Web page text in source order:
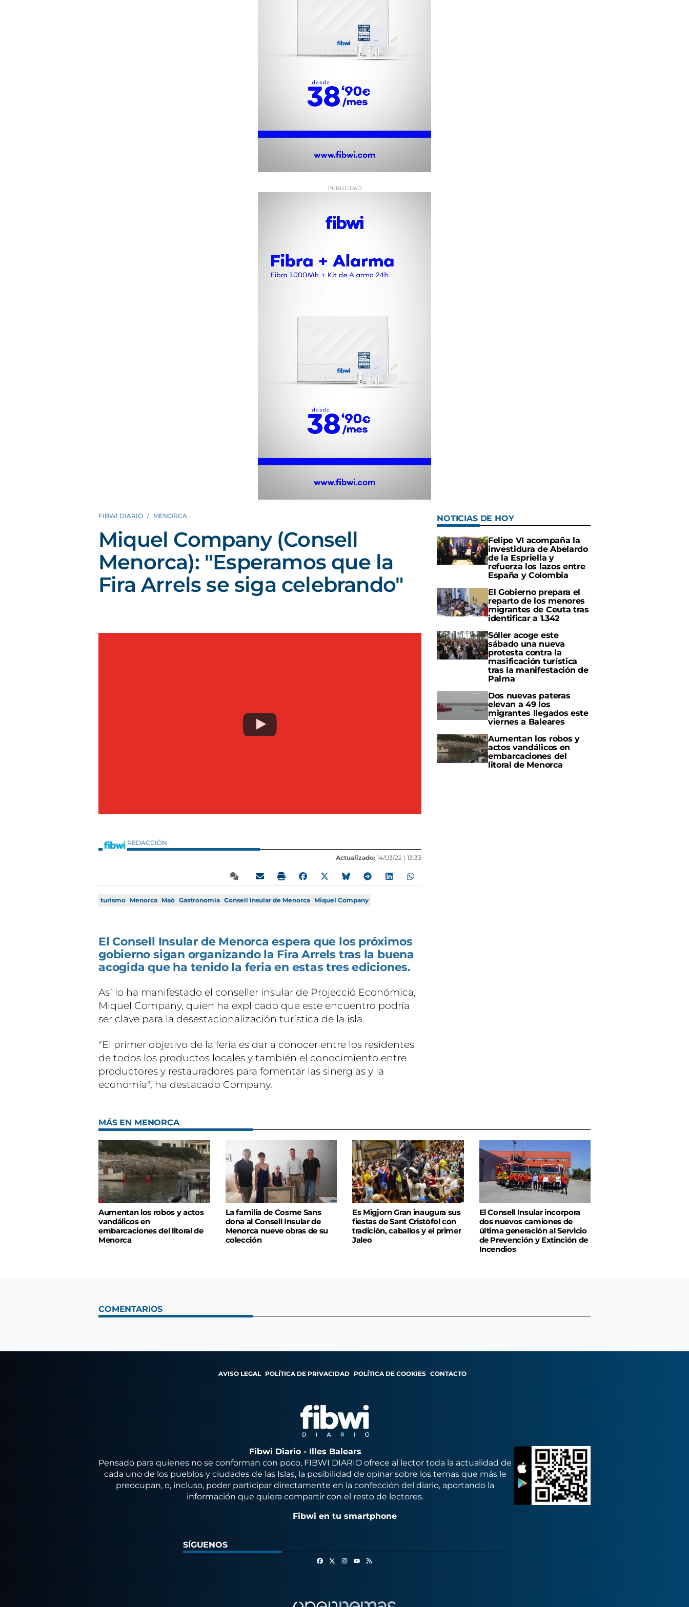
FIBWI DIARIO MENORCA
Miquel Company (Consell
Menorca): "Esperamos que la
Fira Arrels se siga celebrando"
REDACCIÓN
Actualizado: 14/03/22 | 13:33
turismo Menorca Maó Gastronomía Consell Insular de Menorca Miquel Company
El Consell Insular de Menorca espera que los próximos
gobierno sigan organizando la Fira Arrels tras la buena
acogida que ha tenido la feria en estas tres ediciones.
Así lo ha manifestado el conseller insular de Projecció Económica,
Miquel Company, quien ha explicado que este encuentro podría
ser clave para la desestacionalización turística de la isla.
"El primer objetivo de la feria es dar a conocer entre los residentes
de todos los productos locales y también el conocimiento entre
productores y restauradores para fomentar las sinergias y la
economía", ha destacado Company.
NOTICIAS DE HOY
Felipe VI acompaña la
investidura de Abelardo
de la Espriella y
refuerza los lazos entre
España y Colombia
El Gobierno prepara el
reparto de los menores
migrantes de Ceuta tras
identificar a 1.342
Sóller acoge este
sábado una nueva
protesta contra la
masificación turística
tras la manifestación de
Palma
Dos nuevas pateras
elevan a 49 los
migrantes llegados este
viernes a Baleares
Aumentan los robos y
actos vandálicos en
embarcaciones del
litoral de Menorca
MÁS EN MENORCA
Aumentan los robos y actos
vandálicos en
embarcaciones del litoral de
Menorca
La familia de Cosme Sans
dona al Consell Insular de
Menorca nueve obras de su
colección
Es Migjorn Gran inaugura sus
fiestas de Sant Cristòfol con
tradición, caballos y el primer
Jaleo
El Consell Insular incorpora
dos nuevos camiones de
última generación al Servicio
de Prevención y Extinción de
Incendios
COMENTARIOS
AVISO LEGAL POLÍTICA DE PRIVACIDAD POLÍTICA DE COOKIES CONTACTO
Fibwi Diario - Illes Balears
Pensado para quienes no se conforman con poco, FIBWI DIARIO ofrece al lector toda la actualidad de
cada uno de los pueblos y ciudades de las Islas, la posibilidad de opinar sobre los temas que más le
preocupan, o, incluso, poder participar directamente en la confección del diario, aportando la
información que quiera compartir con el resto de lectores.
Fibwi en tu smartphone
SÍGUENOS
FacebookInstagram